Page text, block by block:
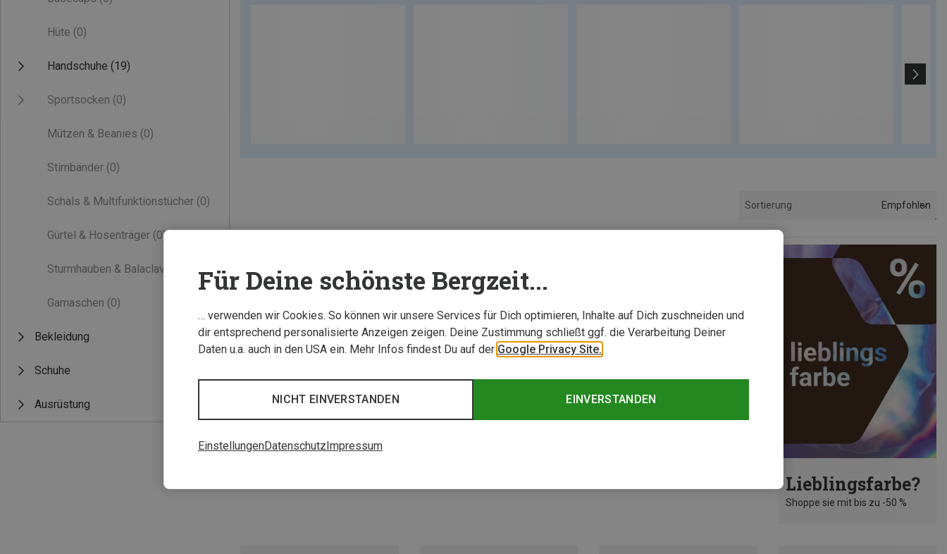
Hüte (0)
Handschuhe (19)
Sportsocken (0)
Mützen & Beanies (0)
Stirnbänder (0)
Schals & Multifunktionstücher (0)
Gürtel & Hosenträger (0)
Sturmhauben & Balaclavas
Gamaschen (0)
Bekleidung
Schuhe
Ausrüstung
Sortierung Empfohlen
Lieblingsfarbe?
Shoppe sie mit bis zu -50 %
Für Deine schönste Bergzeit...
… verwenden wir Cookies. So können wir unsere Services für Dich optimieren, Inhalte auf Dich zuschneiden und
dir entsprechend personalisierte Anzeigen zeigen. Deine Zustimmung schließt ggf. die Verarbeitung Deiner
Daten u.a. auch in den USA ein. Mehr Infos findest Du auf der Google Privacy Site.
EINVERSTANDEN
NICHT EINVERSTANDEN
EinstellungenDatenschutzImpressum